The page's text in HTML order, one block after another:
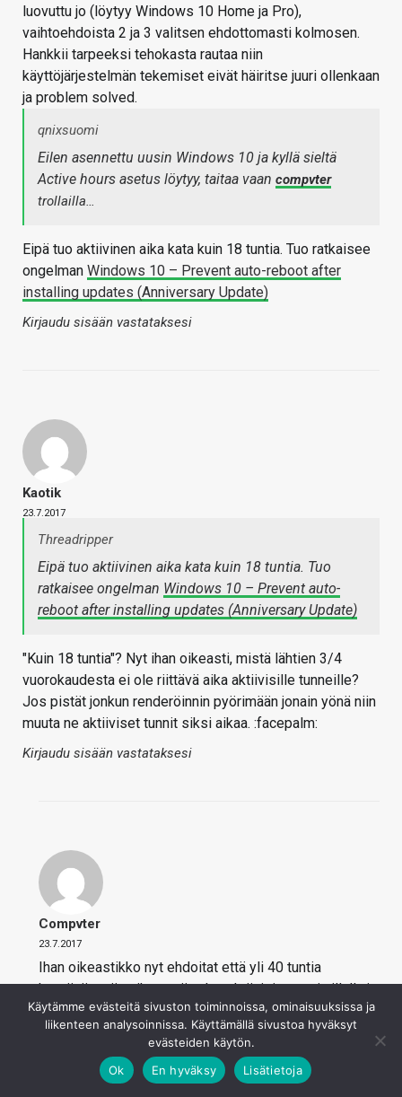
luovuttu jo (löytyy Windows 10 Home ja Pro),
vaihtoehdoista 2 ja 3 valitsen ehdottomasti kolmosen.
Hankkii tarpeeksi tehokasta rautaa niin
käyttöjärjestelmän tekemiset eivät häiritse juuri ollenkaan
ja problem solved.
qnixsuomi
Eilen asennettu uusin Windows 10 ja kyllä sieltä
Active hours asetus löytyy, taitaa vaan compvter
trollailla…
Eipä tuo aktiivinen aika kata kuin 18 tuntia. Tuo ratkaisee
ongelman Windows 10 – Prevent auto-reboot after
installing updates (Anniversary Update)
Kirjaudu sisään vastataksesi
Kaotik
23.7.2017
Threadripper
Eipä tuo aktiivinen aika kata kuin 18 tuntia. Tuo
ratkaisee ongelman Windows 10 – Prevent auto-
reboot after installing updates (Anniversary Update)
"Kuin 18 tuntia"? Nyt ihan oikeasti, mistä lähtien 3/4
vuorokaudesta ei ole riittävä aika aktiivisille tunneille?
Jos pistät jonkun renderöinnin pyörimään jonain yönä niin
muuta ne aktiiviset tunnit siksi aikaa. :facepalm:
Kirjaudu sisään vastataksesi
Compvter
23.7.2017
Ihan oikeastikko nyt ehdoitat että yli 40 tuntia
kestävän työn aikana siirtelen aktiivisia tunteja illalla ja
ennen töihin lähtöä? Vaikka Microsoftin tiedetäänkin
stalkkaavan käyttäjiä, niin on tässä pieni mahdollisuus
ettei käyttäjää kiinnosta stalkata jatkuvasti mitä se
käyttis sählää.
Käytämme evästeitä sivuston toiminnoissa, ominaisuuksissa ja
liikenteen analysoinnissa. Käyttämällä sivustoa hyväksyt
evästeiden käytön.
Ok
En hyväksy Lisätietoja